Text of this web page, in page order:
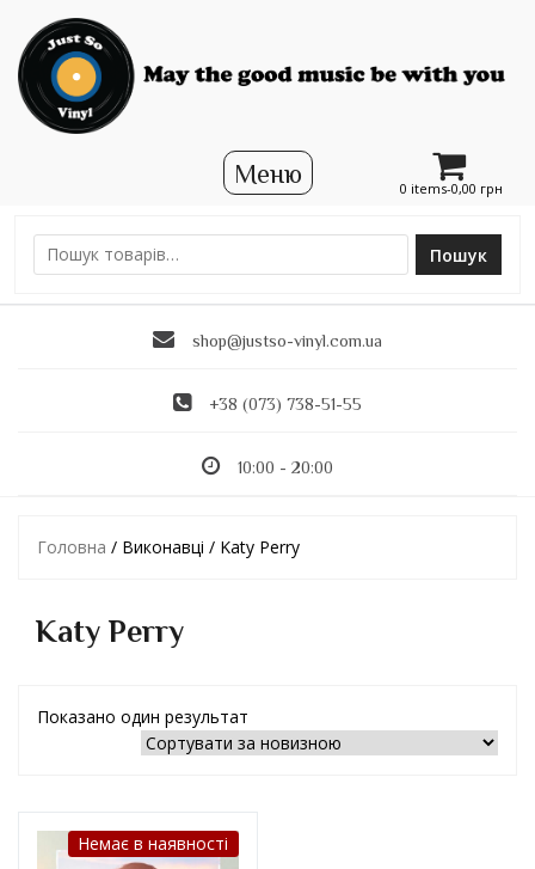
0 items-0,00 грн
Ш
Пошук
shop@justso-vinyl.com.ua
+38 (073) 738-51-55
10:00 - 20:00
Головна / Виконавці / Katy Perry
Katy Perry
Показано один результат
Немає в наявності